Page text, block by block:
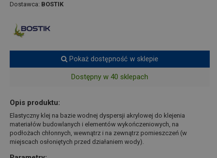
Dostawca: BOSTIK
Pokaż dostępność w sklepie
Dostępny w 40 sklepach
Opis produktu:
Elastyczny klej na bazie wodnej dyspersji akrylowej do klejenia
materiałów budowlanych i elementów wykończeniowych, na
podłożach chłonnych, wewnątrz i na zewnątrz pomieszczeń (w
miejscach osłoniętych przed działaniem wody).